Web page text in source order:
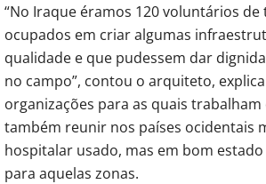
“No Iraque éramos 120 voluntários
ocupados em criar algumas
qualidade e que pudessem dar
no campo”, contou o arquiteto,
organizações para as quais trabalham
também reunir nos países ocidentais
hospitalar usado, mas em bom
para aquelas zonas.